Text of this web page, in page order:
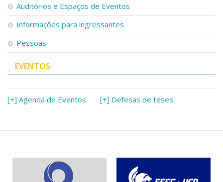
Auditórios e Espaços de Eventos
Informações para ingressantes
Pessoas
EVENTOS
[+] Agenda de Eventos [+] Defesas de teses